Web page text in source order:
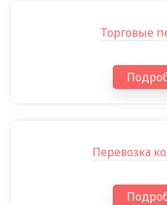
Торговые
Перевозка